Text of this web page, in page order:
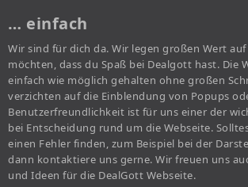
… einfach
Wir sind für dich da. Wir legen großen Wert
möchten, dass du Spaß bei Dealgott hast. Die
einfach wie möglich gehalten ohne großen
verzichten auf die Einblendung von Popups
Benutzerfreundlichkeit ist für uns einer der
bei Entscheidung rund um die Webseite.
einen Fehler finden, zum Beispiel bei der
dann kontaktiere uns gerne. Wir freuen uns
und Ideen für die DealGott Webseite.